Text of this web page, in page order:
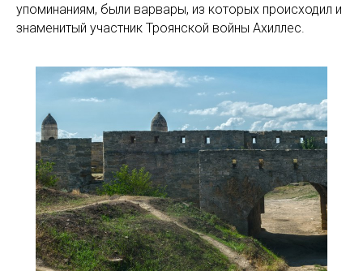
упоминаниям, были варвары, из которых происходил и
знаменитый участник Троянской войны Ахиллес.